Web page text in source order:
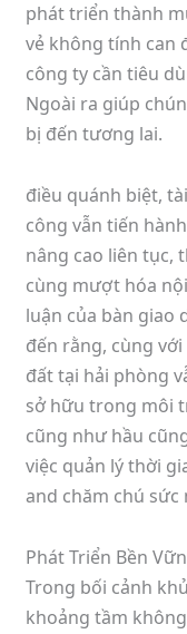
phát triển thành
vẻ không tính can
công ty cần tiêu
Ngoài ra giúp
bị đến tương lai.
điều quánh biệt,
công vẫn tiến
nâng cao liên tục,
cùng mượt hóa
luận của bàn giao
đến rằng, cùng
đất tại hải phòng
sở hữu trong môi
cũng như hầu
việc quản lý thời
and chăm chú sức
Phát Triển Bền
Trong bối cảnh
khoảng tầm